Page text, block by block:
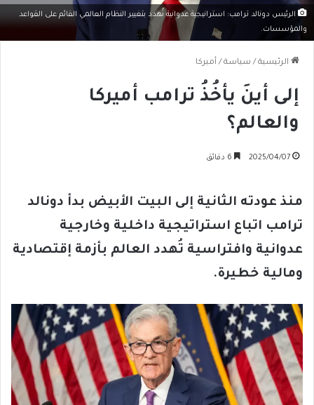
الرئيس دونالد ترامب: استرانيجية عدوانية تُهدد بتغيير النظام العالمي القائم على القواعد
والمؤسسات.
الرئيسية / سياسة / أميركا
إلى أينَ يأخُذُ ترامب أميركا
والعالم؟
2025/04/07
منذ عودته الثانية إلى البيت الأبيض بدأ دونالد
ترامب اتباع استراتيجية داخلية وخارجية
عدوانية وافتراسية تُهدد العالم بأزمة إقتصادية
ومالية خطيرة.